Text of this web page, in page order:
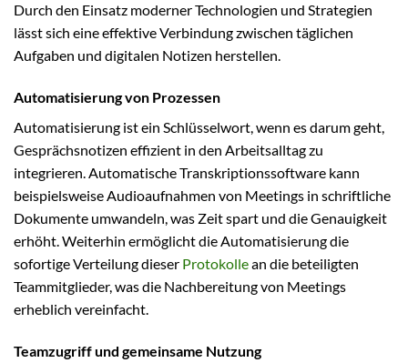
Durch den Einsatz moderner Technologien und Strategien
lässt sich eine effektive Verbindung zwischen täglichen
Aufgaben und digitalen Notizen herstellen.
Automatisierung von Prozessen
Automatisierung ist ein Schlüsselwort, wenn es darum geht,
Gesprächsnotizen effizient in den Arbeitsalltag zu
integrieren. Automatische Transkriptionssoftware kann
beispielsweise Audioaufnahmen von Meetings in schriftliche
Dokumente umwandeln, was Zeit spart und die Genauigkeit
erhöht. Weiterhin ermöglicht die Automatisierung die
sofortige Verteilung dieser Protokollean die beteiligten
Teammitglieder, was die Nachbereitung von Meetings
erheblich vereinfacht.
Teamzugriff und gemeinsame Nutzung